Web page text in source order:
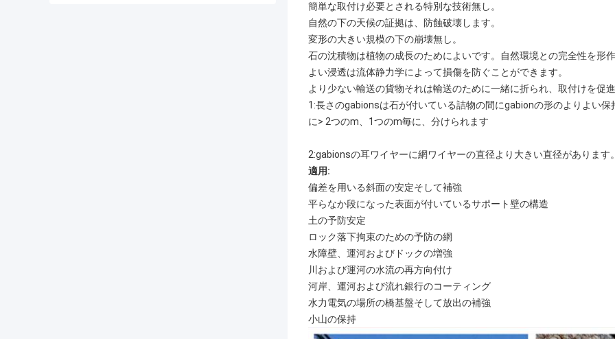
簡単な取付け必要とされる特別な技術無し。
自然の下の天候の証拠は、防蝕破壊します。
変形の大きい規模の下の崩壊無し。
石の沈積物は植物の成長のためによいです。自然環境との完全性を形
よい浸透は流体静力学によって損傷を防ぐことができます。
より少ない輸送の貨物それは輸送のために一緒に折られ、取付けを促
1:長さのgabionsは石が付いている詰物の間にgabionの形のよりよい
に> 2つのm、1つのm毎に、分けられます
2:gabionsの耳ワイヤーに網ワイヤーの直径より大きい直径があります
適用:
偏差を用いる斜面の安定そして補強
平らなか段になった表面が付いているサポート壁の構造
土の予防安定
ロック落下拘束のための予防の網
水障壁、運河およびドックの増強
川および運河の水流の再方向付け
河岸、運河および流れ銀行のコーティング
水力電気の場所の橋基盤そして放出の補強
小山の保持